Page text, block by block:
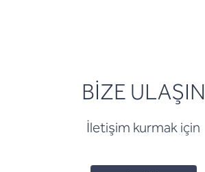
BİZE ULAŞIN
İletişim kurmak için